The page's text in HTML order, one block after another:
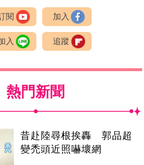
閱 加入
入 追蹤
熱門新聞
昔赴陸尋根挨轟 郭品超
變禿頭近照嚇壞網